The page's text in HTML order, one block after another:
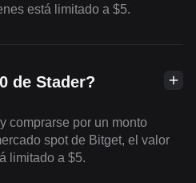
está limitado a $5.
de Stader?
comprarse por un monto
spot de Bitget, el valor
limitado a $5.